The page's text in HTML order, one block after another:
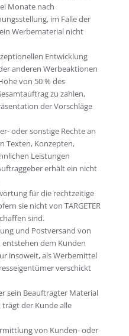
Monate nach
im Falle der
Werbematerial nicht
Entwicklung
anderen Werbeaktionen
von 50 % des
zu zahlen,
der Vorschläge
oder sonstige Rechte an
Texten, Konzepten,
Leistungen
erhält ein nicht
für die rechtzeitige
sie nicht von TARGETER
sind.
und Postversand von
dem Kunden
insoweit, als Werbemittel
verschickt
sein Beauftragter Material
trägt der Kunde alle
von Kunden- oder